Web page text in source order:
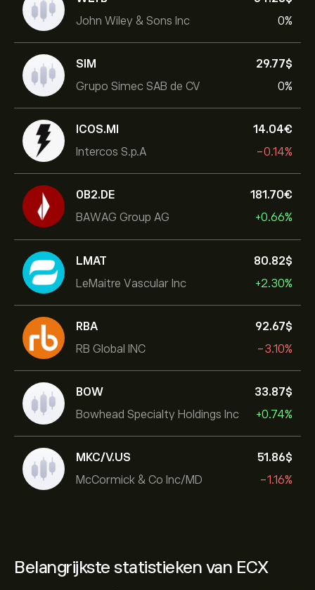
John Wiley & Sons Inc
0%
SIM
Grupo Simec SAB de CV
29.77‎$‎
0%
ICOS.MI
Intercos S.p.A
14.04‎€‎
-0.14%
0B2.DE
BAWAG Group AG
181.70‎€‎
+0.66%
LMAT
LeMaitre Vascular Inc
80.82‎$‎
+2.30%
RBA
RB Global INC
92.67‎$‎
-3.10%
BOW
Bowhead Specialty Holdings Inc
33.87‎$‎
+0.74%
MKC/V.US
McCormick & Co Inc/MD
51.86‎$‎
-1.16%
Belangrijkste statistieken van ECX